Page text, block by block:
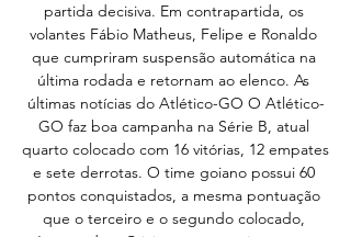
partida decisiva. Em contrapartida, os
volantes Fábio Matheus, Felipe e Ronaldo
que cumpriram suspensão automática na
última rodada e retornam ao elenco. As
últimas notícias do Atlético-GO O Atlético-
GO faz boa campanha na Série B, atual
quarto colocado com 16 vitórias, 12 empates
e sete derrotas. O time goiano possui 60
pontos conquistados, a mesma pontuação
que o terceiro e o segundo colocado,